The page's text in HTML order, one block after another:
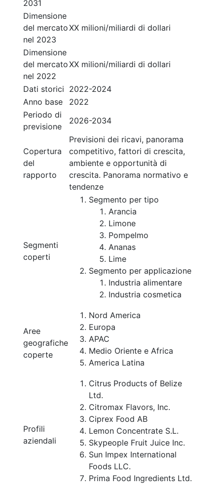
2031
Dimensione
del mercato
nel 2023
XX milioni/miliardi di dollari
Dimensione
del mercato
nel 2022
XX milioni/miliardi di dollari
Dati storici 2022-2024
Anno base
2022
Periodo di
previsione
2026-2034
Copertura
del
rapporto
Previsioni dei ricavi, panorama
competitivo, fattori di crescita,
ambiente e opportunità di
crescita. Panorama normativo e
tendenze
Segmenti
coperti
Segmento per tipo
Arancia
Limone
Pompelmo
Ananas
Lime
Segmento per applicazione
Industria alimentare
Industria cosmetica
Aree
geografiche
coperte
Nord America
Europa
APAC
Medio Oriente e Africa
America Latina
Profili
aziendali
Citrus Products of Belize
Ltd.
Citromax Flavors, Inc.
Ciprex Food AB
Lemon Concentrate S.L.
Skypeople Fruit Juice Inc.
Sun Impex International
Foods LLC.
Prima Food Ingredients Ltd.